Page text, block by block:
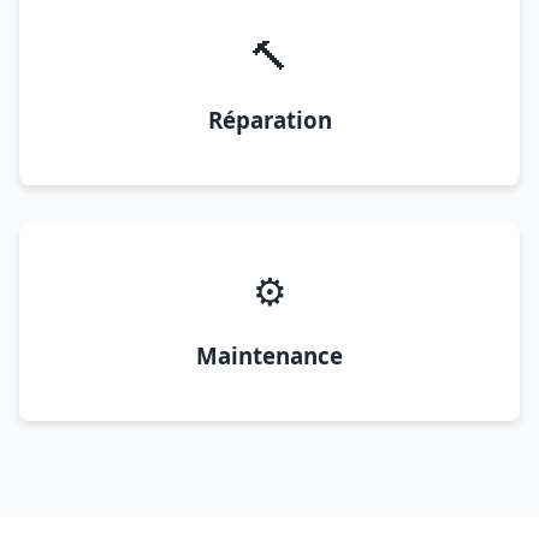
🔨
Réparation
⚙️
Maintenance